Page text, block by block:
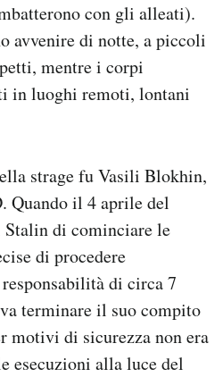
con gli alleati).
avvenire di notte, a piccoli
mentre i corpi
in luoghi remoti, lontani
strage fu Vasili Blokhin,
Quando il 4 aprile del
Stalin di cominciare le
di procedere
di circa 7
terminare il suo compito
motivi di sicurezza non era
esecuzioni alla luce del